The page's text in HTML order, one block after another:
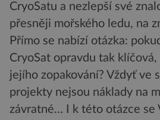
CryoSatu a nezlepší své
přesněji mořského ledu, na
Přímo se nabízí otázka:
CryoSat opravdu tak
jejího zopakování? Vždyť ve
projekty nejsou náklady na
závratné… I k této otázce se